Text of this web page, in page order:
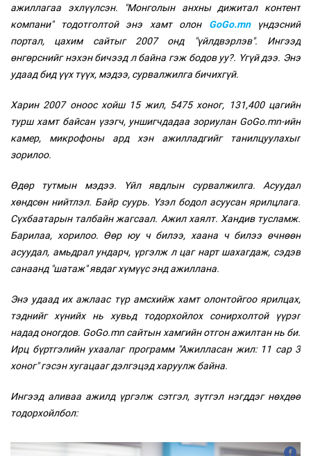
ажиллагаа эхлүүлсэн. "Монголын анхны дижитал контент
компани" тодотголтой энэ хамт олон GoGo.mn
үндэсний
портал, цахим сайтыг 2007 онд "үйлдвэрлэв". Ингээд
өнгөрснийг нэхэн бичээд л байна гэж бодов уу?. Үгүй дээ. Энэ
удаад бид үүх түүх, мэдээ, сурвалжилга бичихгүй.
Харин 2007 оноос хойш 15 жил, 5475 хоног, 131,400 цагийн
турш хамт байсан үзэгч, уншигчдадаа зориулан GoGo.mn-ийн
камер, микрофоны ард хэн ажилладгийг танилцуулахыг
зорилоо.
Өдөр тутмын мэдээ. Үйл явдлын сурвалжилга. Асуудал
хөндсөн нийтлэл. Байр суурь. Үзэл бодол асуусан ярилцлага.
Сүхбаатарын талбайн жагсаал. Ажил хаялт. Хандив тусламж.
Барилаа, хорилоо. Өөр юу ч билээ, хаана ч билээ өчнөөн
асуудал, амьдрал ундарч, үргэлж л цаг нарт шахагдаж, сэдэв
санаанд "шатаж" явдаг хүмүүс энд ажиллана.
Энэ удаад их ажлаас түр амсхийж хамт олонтойгоо ярилцах,
тэднийг хүнийх нь хувьд тодорхойлох сонирхолтой үүрэг
надад оногдов. GoGo.mn сайтын хамгийн отгон ажилтан нь би.
Ирц бүртгэлийн ухаалаг программ "Ажилласан жил: 11 сар 3
хоног" гэсэн хугацааг дэлгэцэд харуулж байна.
Ингээд аливаа ажилд үргэлж сэтгэл, зүтгэл нэгддэг нөхдөө
тодорхойлбол: